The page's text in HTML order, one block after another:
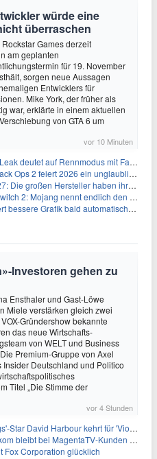
würde eine
überraschen
Games derzeit
am geplanten
für 19. November
sorgen neue Aussagen
Entwicklers für
Mike York, der früher als
war, erklärte in einem aktuellen
von GTA 6 um
vor 10 Minuten
deutet auf Rennmodus mit Fahrzeugen hin
2 feiert 2026 ein unglaubliches Comeback
Hersteller haben ihre Produktion offenbar schon verkauft
2: Mojang nennt endlich den Releasetermin
bald automatisch, aber das Update ist kleiner als gedacht
Investoren gehen zu
Ensthaler und Gast-Löwe
Miele verstärken gleich zwei
Gründershow bekannte
das neue Wirtschafts-
von WELT und Business
Premium-Gruppe von Axel
Insider Deutschland und Politico
Titel „Die Stimme der
vor 4 Stunden
kehrt für 'Violent Night 2' zurück – Kristen Bell stößt zur Besetzung
bleibt bei MagentaTV-Kunden vage
Fox Corporation glücklich